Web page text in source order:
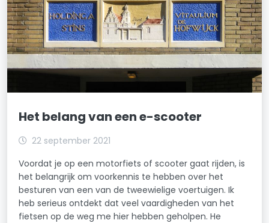
Het belang van een e-scooter
22 september 2021
Voordat je op een motorfiets of scooter gaat rijden, is
het belangrijk om voorkennis te hebben over het
besturen van een van de tweewielige voertuigen. Ik
heb serieus ontdekt dat veel vaardigheden van het
fietsen op de weg me hier hebben geholpen. He